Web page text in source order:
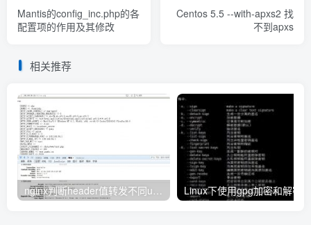
Mantis的config_inc.php的各
配置项的作用及其修改
Centos 5.5 --with-apxs2 找
不到apxs
相关推荐
nginx判断header值转发不同upstream处理 Linux下使用gpg加密和解密